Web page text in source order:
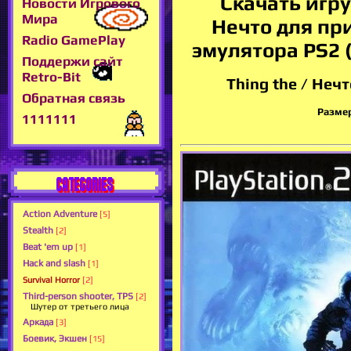
Мира
Radio GamePlay
Поддержи сайт
Retro-Bit
Обратная связь
1111111
CATEGORIES
Action Adventure [5]
Stealth [2]
Beat 'em up [1]
Hack and slash [1]
Survival Horror [2]
Third-person shooter, TPS [2]
Шутер от третьего лица
Аркада [3]
Боевик, Экшен [15]
Нечто для
эмулятора PS2
Thing the /